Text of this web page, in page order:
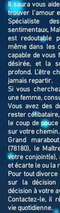
Il saura vous
trouver l’amour
Spécialiste
sentimentaux,
est redoutable
même dans les
capable de vous
désirée, et la
profond. L’être
jamais repartir.
Si vous
une femme,
Vous avez des
rester
le coup de
sur votre chemin.
Grand
(78180), le
votre
et écarte le ou la
Pour tout divorce
sur la
décision à votre
Contactez-le, il
vie